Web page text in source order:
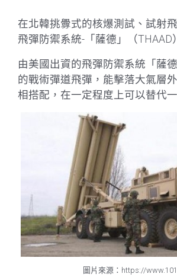
在北韓挑釁式的核爆測試、試射
飛彈防禦系統-「薩德」（THAAD
由美國出資的飛彈防禦系統「薩
的戰術彈道飛彈，能擊落大氣層
相搭配，在一定程度上可以替代
圖片來源：https://